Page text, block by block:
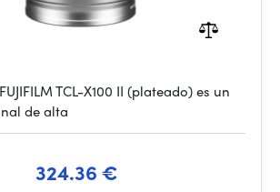
TCL-X100 II (plateado) es un
de alta
324.36 €